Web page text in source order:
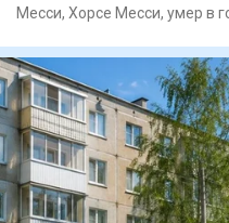
Месси, Хорсе Месси, умер в